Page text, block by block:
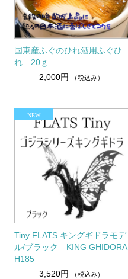
国東産ふぐのひれ酒用ふぐひ
れ 20ｇ
2,000円
（税込み）
Tiny FLATS キングギドラモデ
ル/ブラック KING GHIDORA
H185
3,520円
（税込み）